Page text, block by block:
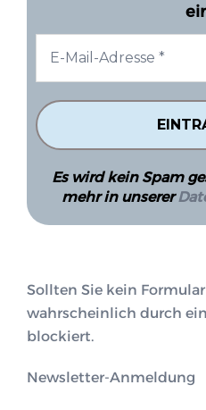
Es wird kein Spam
mehr in unserer
Sollten Sie kein
wahrscheinlich durch
blockiert.
Newsletter-Anmeldung